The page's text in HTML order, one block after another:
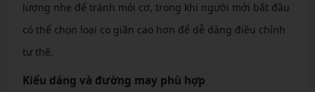
lượng nhẹ để tránh mỏi cơ, trong khi người mới bắt đầu
có thể chọn loại co giãn cao hơn để dễ dàng điều chỉnh
tư thế.
Kiểu dáng và đường may phù hợp